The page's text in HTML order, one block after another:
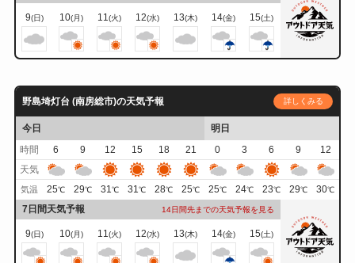
9(日) 10(月) 11(火) 12(水) 13(木) 14(金) 15(土)
野島埼灯台 (南房総市)の天気予報 詳しくみる
今日
明日
時間
6 9 12 15 18 21 0 3 6 9
12
天気
気温 25℃ 29℃ 31℃ 31℃ 28℃ 25℃ 25℃ 24℃ 23℃ 29℃ 30℃
7日間天気予報 14日間先までの天気予報を見る
9(日) 10(月) 11 (火) 12(水) 13(木) 14(金) 15(土)